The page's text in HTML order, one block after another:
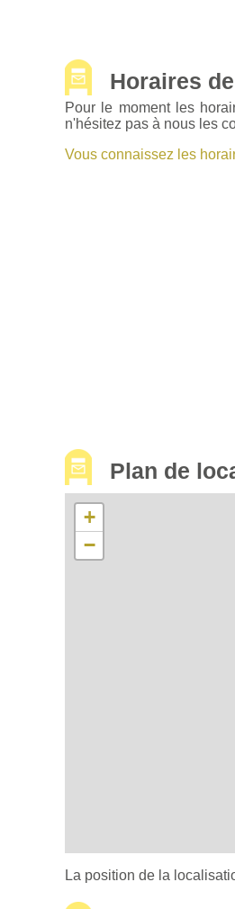
Horaires
Pour le moment les
n'hésitez pas à nous les
Vous connaissez les
Plan de
+
−
La position de la